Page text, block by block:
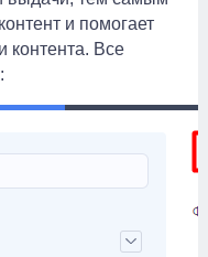
и помогает
контента. Все